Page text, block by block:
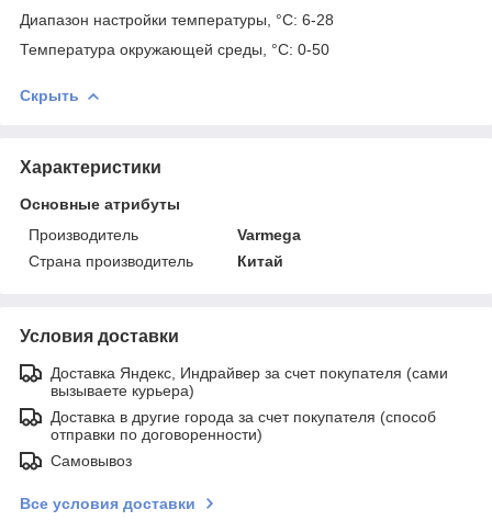
Диапазон настройки температуры, °С: 6-28
Температура окружающей среды, °С: 0-50
Скрыть
Характеристики
Основные атрибуты
Производитель
Varmega
Страна производитель
Китай
Условия доставки
Доставка Яндекс, Индрайвер за счет покупателя (сами
вызываете курьера)
Доставка в другие города за счет покупателя (способ
отправки по договоренности)
Самовывоз
Все условия доставки